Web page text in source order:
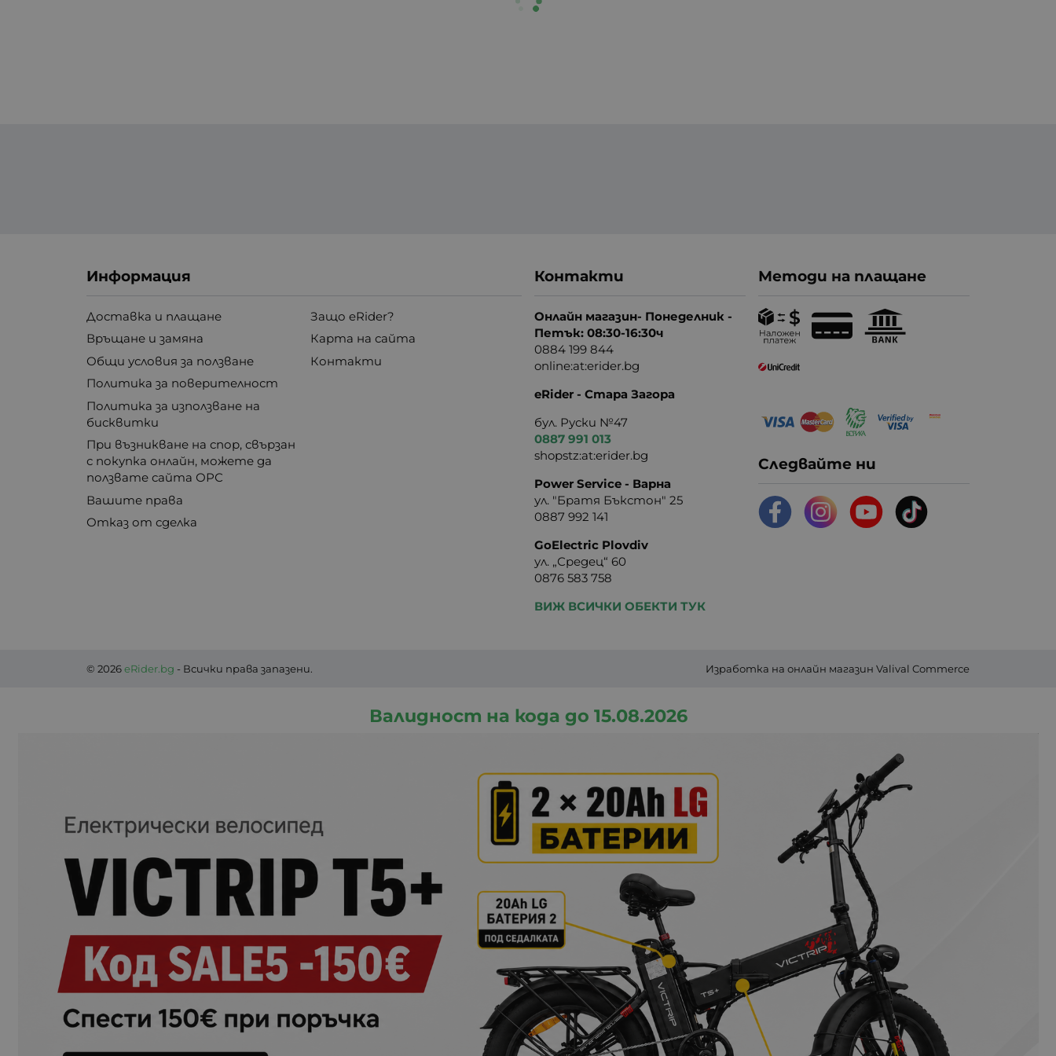
Информация
Доставка и плащане
Връщане и замяна
Общи условия за ползване
Политика за поверителност
Политика за използване на
бисквитки
При възникване на спор, свързан
с покупка онлайн, можете да
ползвате сайта ОРС
Вашите права
Отказ от сделка
Защо eRider?
Карта на сайта
Контакти
Контакти
Онлайн магазин- Понеделник -
Петък: 08:30-16:30ч
0884 199 844
online:at:erider.bg
eRider - Стара Загора
бул. Руски №47
0887 991 013
shopstz:at:erider.bg
Power Service - Варна
ул. "Братя Бъкстон" 25
0887 992 141
GoElectric Plovdiv
ул. „Средец“ 60
0876 583 758
ВИЖ ВСИЧКИ ОБЕКТИ ТУК
Методи на плащане
Следвайте ни
© 2026eRider.bg - Всички права запазени. Изработка на онлайн магазин Valival Commerce
Валидност на кода до 15.08.2026